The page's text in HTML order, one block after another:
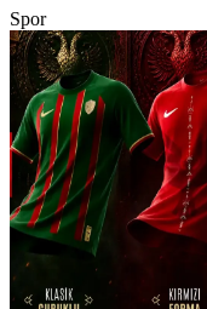
Spor